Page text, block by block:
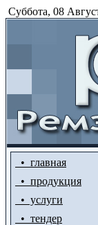
Суббота, 08
• главная
• продукция
• услуги
• тендер